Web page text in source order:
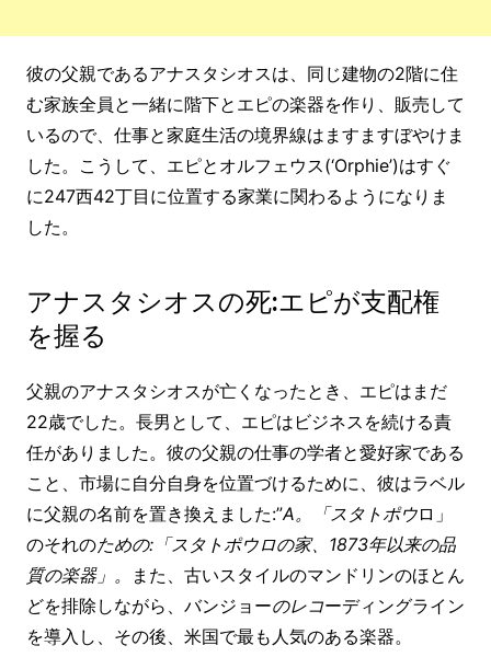
彼の父親であるアナスタシオスは、同じ建物の2階に住
む家族全員と一緒に階下とエピの楽器を作り、販売して
いるので、仕事と家庭生活の境界線はますますぼやけま
した。こうして、エピとオルフェウス(‘Orphie’)はすぐ
に247西42丁目に位置する家業に関わるようになりま
した。
アナスタシオスの死:エピが支配権
を握る
父親のアナスタシオスが亡くなったとき、エピはまだ
22歳でした。長男として、エピはビジネスを続ける責
任がありました。彼の父親の仕事の学者と愛好家である
こと、市場に自分自身を位置づけるために、彼はラベル
に父親の名前を置き換えました:”A。「スタトポウロ」
のそれのための:「スタトポウロの家、1873年以来の品
質の楽器」。
また、古いスタイルのマンドリンのほとん
どを排除しながら、バンジョーのレコーディングライン
を導入し、その後、米国で最も人気のある楽器。